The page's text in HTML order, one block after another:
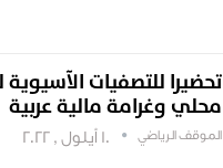
تحضيرا للتصفيات
محلي وغرامة مالية عربية
الموقف الرياضي 10 أيلول , 2022